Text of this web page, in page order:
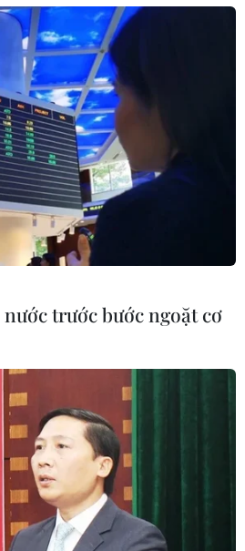
dấu ấn tại
mùa Hè ở
trộm đồng
tại Saint-
Trung Quốc
trước bước ngoặt cơ